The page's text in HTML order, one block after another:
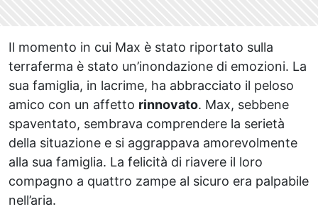
Il momento in cui Max è stato riportato sulla
terraferma è stato un’inondazione di emozioni. La
sua famiglia, in lacrime, ha abbracciato il peloso
amico con un affetto rinnovato. Max, sebbene
spaventato, sembrava comprendere la serietà
della situazione e si aggrappava amorevolmente
alla sua famiglia. La felicità di riavere il loro
compagno a quattro zampe al sicuro era palpabile
nell’aria.